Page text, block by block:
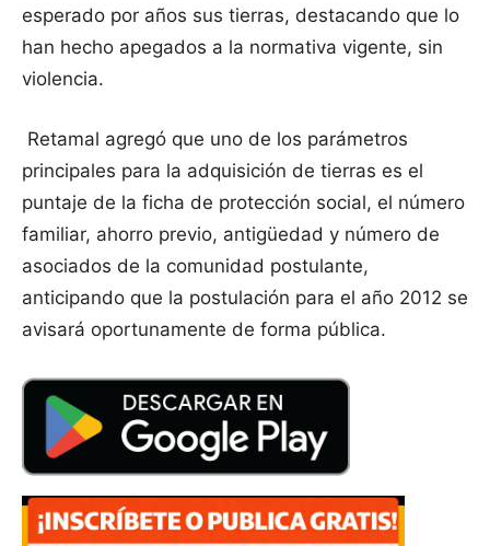
esperado por años sus tierras, destacando que lo
han hecho apegados a la normativa vigente, sin
violencia.
Retamal agregó que uno de los parámetros
principales para la adquisición de tierras es el
puntaje de la ficha de protección social, el número
familiar, ahorro previo, antigüedad y número de
asociados de la comunidad postulante,
anticipando que la postulación para el año 2012 se
avisará oportunamente de forma pública.